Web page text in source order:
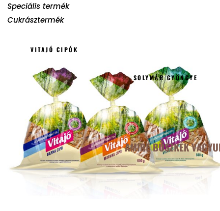
Speciális termék
Cukrásztermék
VITAJÓ CIPÓK
SOLYMÁR GYÖNGYE
AMIRE BÜSZKÉK